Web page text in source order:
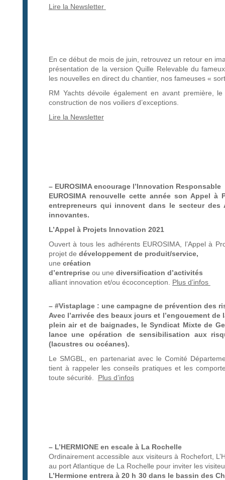
L ire la Newsletter
En ce début de mois de juin, retrouvez un retour en
présentation de la version Quille Relevable du
les nouvelles en direct du chantier, nos fameuses «
RM Yachts dévoile également en avant première,
construction de nos voiliers d’exceptions.
Lire la Newsletter
– EUROSIMA encourage l’Innovation Responsable
EUROSIMA renouvelle cette année son Appel
entrepreneurs qui innovent dans le secteur
innovantes.
L’Appel à Projets Innovation 2021
Ouvert à tous les adhérents EUROSIMA, l’Appel à
projet de développement de produit/service,
une création
d’entreprise ou une diversification d’activités
alliant innovation et/ou écoconception. Plus d’infos
– #Vistaplage : une campagne de prévention des
Avec l’arrivée des beaux jours et l’engouement
plein air et de baignades, le Syndicat Mixte de
lance une opération de sensibilisation aux
(lacustres ou océanes).
Le SMGBL, en partenariat avec le Comité
tient à rappeler les conseils pratiques et les
toute sécurité. Plus d’infos
– L’HERMIONE en escale à La Rochelle
Ordinairement accessible aux visiteurs à Rochefort,
au port Atlantique de La Rochelle pour inviter les
L’Hermione entrera à 20 h 30 dans le bassin des